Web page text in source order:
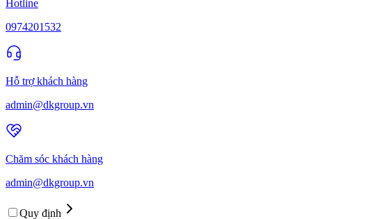
Hotline
0974201532
Hỗ trợ khách hàng
admin@dkgroup.vn
Chăm sóc khách hàng
admin@dkgroup.vn
Quy định